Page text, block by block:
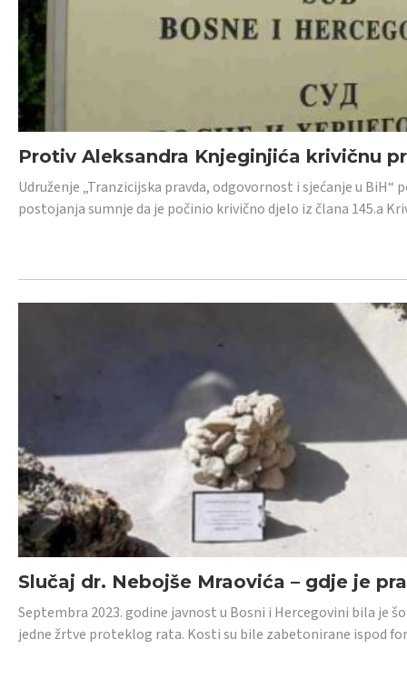
Protiv Aleksandra Knjeginjića krivičnu
Udruženje „Tranzicijska pravda, odgovornost i sjećanje u
postojanja sumnje da je počinio krivično djelo iz člana 145.a
Slučaj dr. Nebojše Mraovića – gdje je
Septembra 2023. godine javnost u Bosni i Hercegovini bila je
jedne žrtve proteklog rata. Kosti su bile zabetonirane ispod